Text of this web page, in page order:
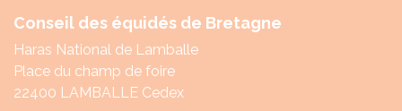
Conseil des équidés de Bretagne
Haras National de Lamballe
Place du champ de foire
22400 LAMBALLE Cedex